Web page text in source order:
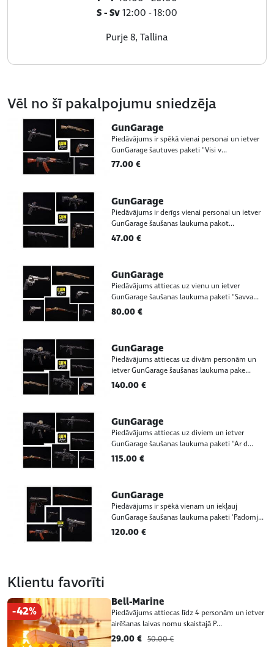
S - Sv12:00 - 18:00
Purje 8, Tallina
Vēl no šī pakalpojumu sniedzēja
GunGarage
Piedāvājums ir spēkā vienai personai un ietver
GunGarage šautuves paketi "Visi v...
77.00 €
GunGarage
Piedāvājums ir derīgs vienai personai un ietver
GunGarage šaušanas laukuma pakot...
47.00 €
GunGarage
Piedāvājums attiecas uz vienu un ietver
GunGarage šaušanas laukuma paketi "Savva...
80.00 €
GunGarage
Piedāvājums attiecas uz divām personām un
ietver GunGarage šaušanas laukuma pake...
140.00 €
GunGarage
Piedāvājums attiecas uz diviem un ietver
GunGarage šaušanas laukuma paketi "Ar d...
115.00 €
GunGarage
Piedāvājums ir spēkā vienam un iekļauj
GunGarage šaušanas laukuma paketi 'Padomj...
120.00 €
Klientu favorīti
-42%
Bell-Marine
Piedāvājums attiecas līdz 4 personām un ietver
airēšanas laivas nomu skaistajā P...
29.00 € 50.00 €